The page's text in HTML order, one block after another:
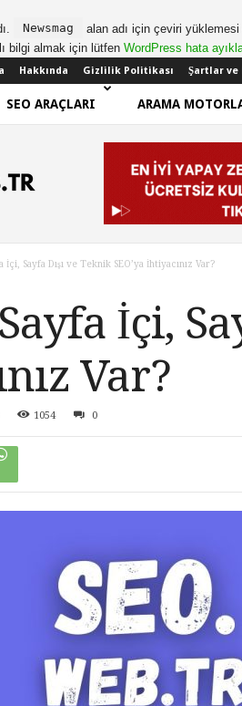
Newsmag
alan adı için çeviri
bilgi almak için lütfen WordPress hata
Hakkında Gizlilik Politikası Şartlar ve
SEO ARAÇLARI ARAMA
İçi, Sayfa Dışı ve Teknik SEO’ya İhtiyacınız Var?
İçi,
Var?
1054 0